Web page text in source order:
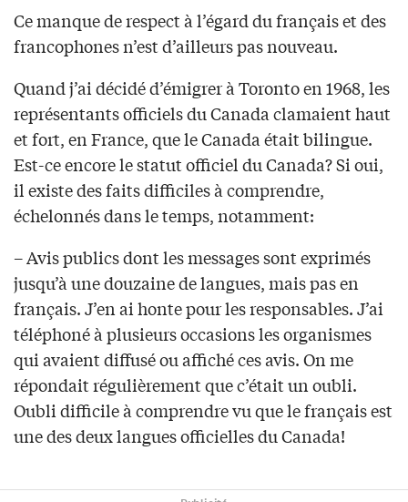
Ce manque de respect à l’égard du français et des
francophones n’est d’ailleurs pas nouveau.
Quand j’ai décidé d’émigrer à Toronto en 1968, les
représentants officiels du Canada clamaient haut
et fort, en France, que le Canada était bilingue.
Est-ce encore le statut officiel du Canada? Si oui,
il existe des faits difficiles à comprendre,
échelonnés dans le temps, notamment:
– Avis publics dont les messages sont exprimés
jusqu’à une douzaine de langues, mais pas en
français. J’en ai honte pour les responsables. J’ai
téléphoné à plusieurs occasions les organismes
qui avaient diffusé ou affiché ces avis. On me
répondait régulièrement que c’était un oubli.
Oubli difficile à comprendre vu que le français est
une des deux langues officielles du Canada!